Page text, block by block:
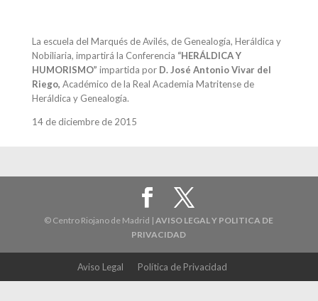
La escuela del Marqués de Avilés, de Genealogía, Heráldica y
Nobiliaria, impartirá la Conferencia “HERÁLDICA Y
HUMORISMO” impartida por D. José Antonio Vivar del
Riego, Académico de la Real Academia Matritense de
Heráldica y Genealogía.
14 de diciembre de 2015
© Centro Riojano de Madrid |AVISO LEGAL Y POLITICA DE
PRIVACIDAD
Aviso Legal Política de Privacidad